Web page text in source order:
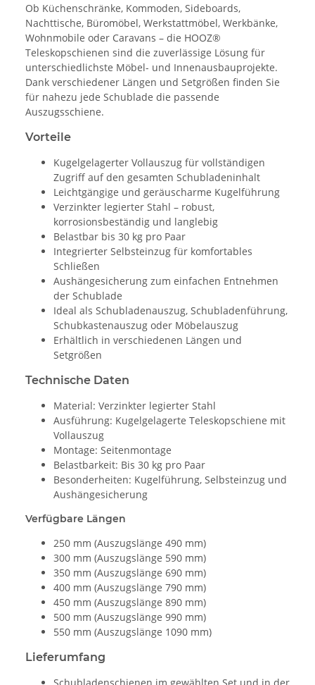
Ob Küchenschränke, Kommoden, Sideboards,
Nachttische, Büromöbel, Werkstattmöbel, Werkbänke,
Wohnmobile oder Caravans – die HOOZ®
Teleskopschienen sind die zuverlässige Lösung für
unterschiedlichste Möbel- und Innenausbauprojekte.
Dank verschiedener Längen und Setgrößen finden Sie
für nahezu jede Schublade die passende
Auszugsschiene.
Vorteile
Kugelgelagerter Vollauszug für vollständigen
Zugriff auf den gesamten Schubladeninhalt
Leichtgängige und geräuscharme Kugelführung
Verzinkter legierter Stahl – robust,
korrosionsbeständig und langlebig
Belastbar bis 30 kg pro Paar
Integrierter Selbsteinzug für komfortables
Schließen
Aushängesicherung zum einfachen Entnehmen
der Schublade
Ideal als Schubladenauszug, Schubladenführung,
Schubkastenauszug oder Möbelauszug
Erhältlich in verschiedenen Längen und
Setgrößen
Technische Daten
Material: Verzinkter legierter Stahl
Ausführung: Kugelgelagerte Teleskopschiene mit
Vollauszug
Montage: Seitenmontage
Belastbarkeit: Bis 30 kg pro Paar
Besonderheiten: Kugelführung, Selbsteinzug und
Aushängesicherung
Verfügbare Längen
250 mm (Auszugslänge 490 mm)
300 mm (Auszugslänge 590 mm)
350 mm (Auszugslänge 690 mm)
400 mm (Auszugslänge 790 mm)
450 mm (Auszugslänge 890 mm)
500 mm (Auszugslänge 990 mm)
550 mm (Auszugslänge 1090 mm)
Lieferumfang